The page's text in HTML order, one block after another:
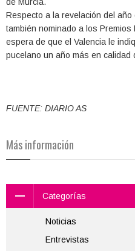
Respecto a la revelación del año
también nominado a los Premios
espera de que el Valencia le
pucelano un año más en calidad
FUENTE: DIARIO AS
Más información
Categorías
Noticias
Entrevistas